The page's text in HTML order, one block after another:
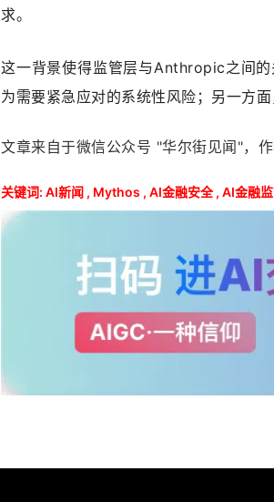
求。
这一背景使得监管层与Anthropic之间
为需要紧急应对的系统性风险；另一方
文章来自于微信公众号 "华尔街见闻"，
关键词: AI新闻 , Mythos , AI金融安全, AI金融